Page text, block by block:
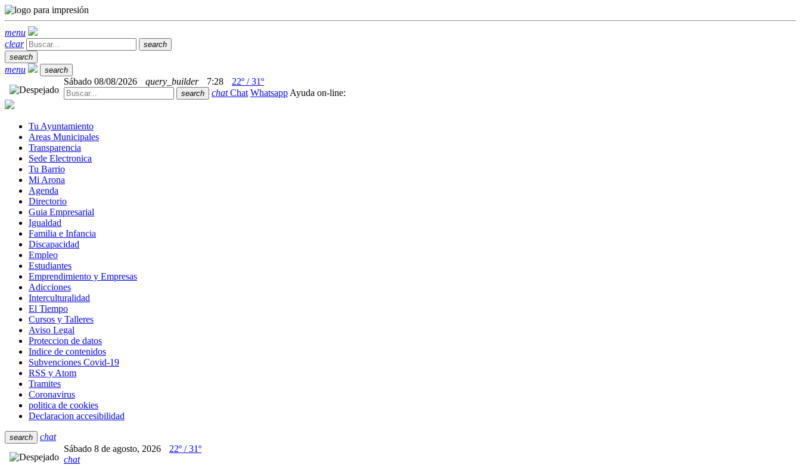
menu
clear
search
search
menu search
Sábado 08/08/2026 query_builder 7:28 22º / 31º
search chatChat Whatsapp Ayuda on-line:
Tu Ayuntamiento
Areas Municipales
Transparencia
Sede Electronica
Tu Barrio
Mi Arona
Agenda
Directorio
Guia Empresarial
Igualdad
Familia e Infancia
Discapacidad
Empleo
Estudiantes
Emprendimiento y Empresas
Adicciones
Interculturalidad
El Tiempo
Cursos y Talleres
Aviso Legal
Proteccion de datos
Indice de contenidos
Subvenciones Covid-19
RSS y Atom
Tramites
Coronavirus
politica de cookies
Declaracion accesibilidad
search
chat
Sábado 8 de agosto, 2026
22º / 31º
chat